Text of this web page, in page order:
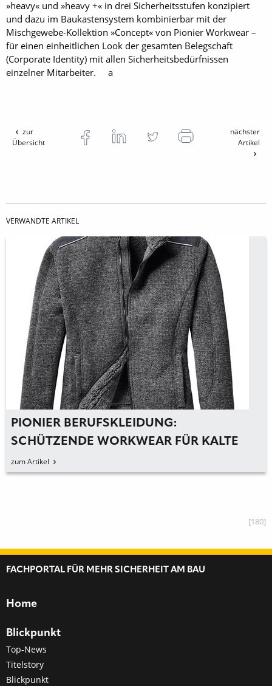
»heavy« und »heavy +« in drei Sicherheitsstufen konzipiert
und dazu im Baukastensystem kombinierbar mit der
Mischgewebe-Kollektion »Concept« von Pionier Workwear –
für einen einheitlichen Look der gesamten Belegschaft
(Corporate Identity) mit allen Sicherheitsbedürfnissen
einzelner Mitarbeiter. a
zur
Übersicht
nächster
Artikel
VERWANDTE ARTIKEL
PIONIER BERUFSKLEIDUNG:
SCHÜTZENDE WORKWEAR FÜR KALTE
ARBEITSTAGE
zum Artikel
[180]
FACHPORTAL FÜR MEHR SICHERHEIT AM BAU
Home
Blickpunkt
Top-News
Titelstory
Blickpunkt